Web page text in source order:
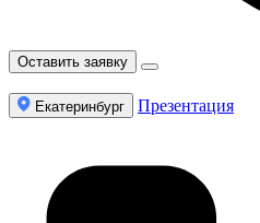
Оставить заявку
Екатеринбург Презентация